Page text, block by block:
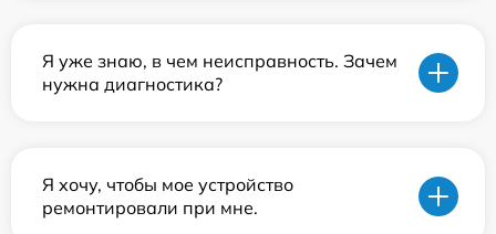
Я уже знаю, в чем неисправность. Зачем
нужна диагностика?
Я хочу, чтобы мое устройство
ремонтировали при мне.